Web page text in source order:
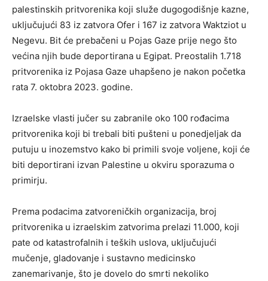
palestinskih pritvorenika koji služe dugogodišnje kazne,
uključujući 83 iz zatvora Ofer i 167 iz zatvora Waktziot u
Negevu. Bit će prebačeni u Pojas Gaze prije nego što
većina njih bude deportirana u Egipat. Preostalih 1.718
pritvorenika iz Pojasa Gaze uhapšeno je nakon početka
rata 7. oktobra 2023. godine.
Izraelske vlasti jučer su zabranile oko 100 rođacima
pritvorenika koji bi trebali biti pušteni u ponedjeljak da
putuju u inozemstvo kako bi primili svoje voljene, koji će
biti deportirani izvan Palestine u okviru sporazuma o
primirju.
Prema podacima zatvoreničkih organizacija, broj
pritvorenika u izraelskim zatvorima prelazi 11.000, koji
pate od katastrofalnih i teških uslova, uključujući
mučenje, gladovanje i sustavno medicinsko
zanemarivanje, što je dovelo do smrti nekoliko